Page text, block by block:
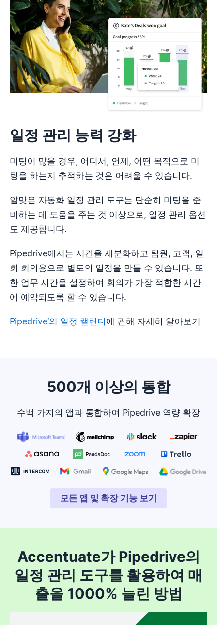
일정 관리 능력 강화
미팅이 많을 경우, 어디서, 언제, 어떤 목적으로 미
팅을 하는지 추적하는 것은 어려울 수 있습니다.
알맞은 자동화 일정 관리 도구는 단순히 미팅을 준
비하는 데 도움을 주는 것 이상으로, 일정 관리 옵션
도 제공합니다.
Pipedrive에서는 시간을 세분화하고 팀원, 고객, 일
회 회의용으로 별도의 일정을 만들 수 있습니다. 또
한 업무 시간을 설정하여 회의가 가장 적합한 시간
에 예약되도록 할 수 있습니다.
Pipedrive’의 일정 캘린더에 관해 자세히 알아보기
500개 이상의 통합
수백 가지의 앱과 통합하여 Pipedrive 역량 확장
모든 앱 및 확장 기능 보기
새 창에서 열기
Accentuate가 Pipedrive의
일정 관리 도구를 활용하여 매
출을 1000% 늘린 방법